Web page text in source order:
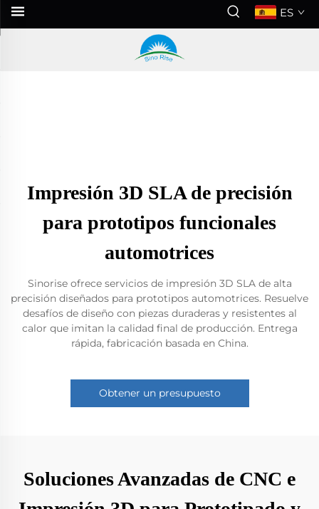
ES
Impresión 3D SLA de precisión
para prototipos funcionales
automotrices
Sinorise ofrece servicios de impresión 3D SLA de alta
precisión diseñados para prototipos automotrices. Resuelve
desafíos de diseño con piezas duraderas y resistentes al
calor que imitan la calidad final de producción. Entrega
rápida, fabricación basada en China.
Obtener un presupuesto
Soluciones Avanzadas de CNC e